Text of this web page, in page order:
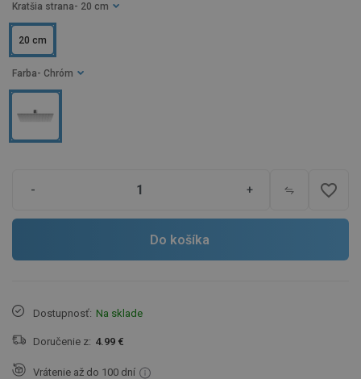
Kratšia strana - 20 cm
20 cm
Farba - Chróm
- + favorite_border
Do košíka
Dostupnosť: Na sklade
Doručenie z: 4.99 €
Vrátenie až do 100 dní